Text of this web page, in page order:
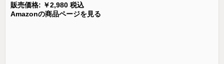
販売価格: ￥2,980 税込
Amazonの商品ページを見る